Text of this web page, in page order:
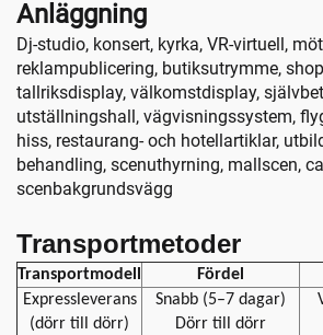
Anläggning
Dj-studio, konsert, kyrka, VR-virtuell,
reklampublicering, butiksutrymme,
tallriksdisplay, välkomstdisplay,
utställningshall, vägvisningssystem,
hiss, restaurang- och hotellartiklar,
behandling, scenuthyrning, mallscen,
scenbakgrundsvägg
Transportmetoder
Transportmodell Fördel
Expressleverans
(dörr till dörr)
Snabb (5–7 dagar)
Dörr till dörr